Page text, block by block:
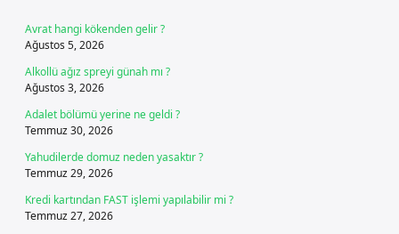
Avrat hangi kökenden gelir ?
Ağustos 5, 2026
Alkollü ağız spreyi günah mı ?
Ağustos 3, 2026
Adalet bölümü yerine ne geldi ?
Temmuz 30, 2026
Yahudilerde domuz neden yasaktır ?
Temmuz 29, 2026
Kredi kartından FAST işlemi yapılabilir mi ?
Temmuz 27, 2026